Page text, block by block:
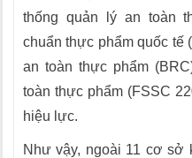
thống quản lý an toàn
chuẩn thực phẩm quốc tế
an toàn thực phẩm
toàn thực phẩm (FSSC
hiệu lực.
Như vậy, ngoài 11 cơ